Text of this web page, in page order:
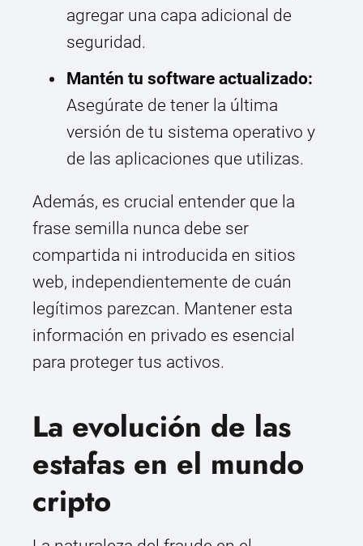
agregar una capa adicional de
seguridad.
Mantén tu software actualizado:
Asegúrate de tener la última
versión de tu sistema operativo y
de las aplicaciones que utilizas.
Además, es crucial entender que la
frase semilla nunca debe ser
compartida ni introducida en sitios
web, independientemente de cuán
legítimos parezcan. Mantener esta
información en privado es esencial
para proteger tus activos.
La evolución de las
estafas en el mundo
cripto